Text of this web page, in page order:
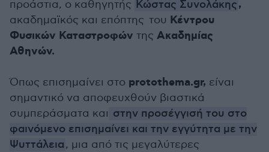
προάστια, ο καθηγητής Κώστας Συνολάκης,
ακαδημαϊκός και επόπτης του Κέντρου
Φυσικών Καταστροφών της Ακαδημίας
Αθηνών.
Όπως επισημαίνει στο protothema.gr, είναι
σημαντικό να αποφευχθούν βιαστικά
συμπεράσματα και στην προσέγγισή του στο
φαινόμενο επισημαίνει και την εγγύτητα με την
Ψυττάλεια, μια από τις μεγαλύτερες